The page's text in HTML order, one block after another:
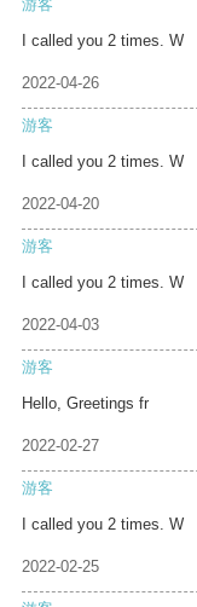
游客
I called you 2 times. W
2022-04-26
游客
I called you 2 times. W
2022-04-20
游客
I called you 2 times. W
2022-04-03
游客
Hello, Greetings fr
2022-02-27
游客
I called you 2 times. W
2022-02-25